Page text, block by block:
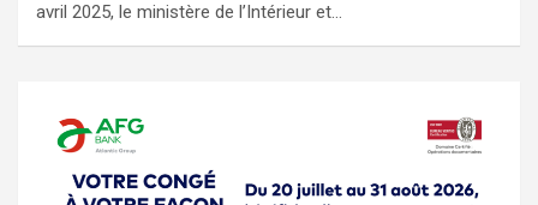
avril 2025, le ministère de l’Intérieur et…